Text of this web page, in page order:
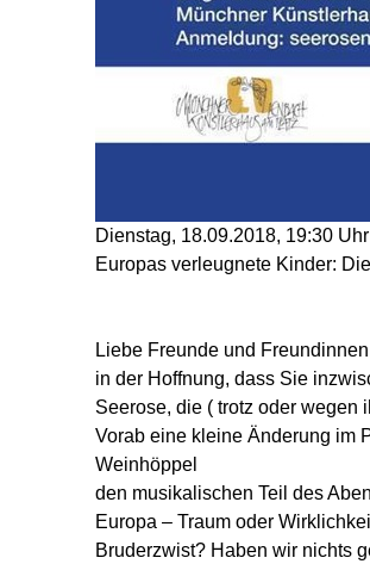
Dienstag, 18.09.2018, 19:30 Uhr
Europas verleugnete Kinder:
Liebe Freunde und
in der Hoffnung, dass Sie
Seerose, die ( trotz oder wegen
Vorab eine kleine Änderung im
Weinhöppel
den musikalischen Teil des
Europa – Traum oder
Bruderzwist? Haben wir nichts